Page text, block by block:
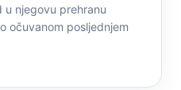
u njegovu prehranu
očuvanom posljednjem